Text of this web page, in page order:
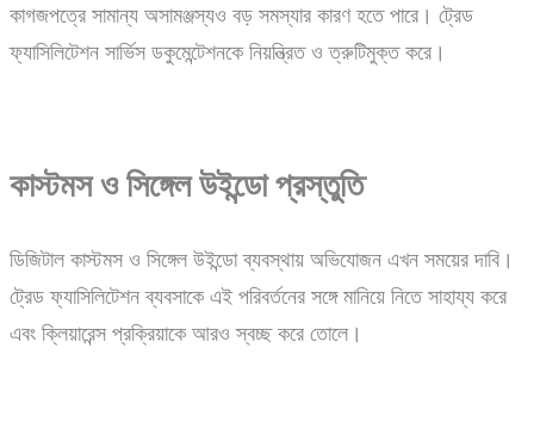
কাগজপত্রে সামান্য অসামঞ্জস্যও বড় সমস্যার কারণ হতে পারে। ট্রেড
ফ্যাসিলিটেশন সার্ভিস ডকুমেন্টেশনকে নিয়ন্ত্রিত ও ত্রুটিমুক্ত করে।
কাস্টমস ও সিঙ্গেল উইন্ডো প্রস্তুতি
ডিজিটাল কাস্টমস ও সিঙ্গেল উইন্ডো ব্যবস্থায় অভিযোজন এখন সময়ের দাবি।
ট্রেড ফ্যাসিলিটেশন ব্যবসাকে এই পরিবর্তনের সঙ্গে মানিয়ে নিতে সাহায্য করে
এবং ক্লিয়ারেন্স প্রক্রিয়াকে আরও স্বচ্ছ করে তোলে।